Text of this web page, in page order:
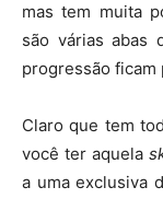
mas tem muita
são várias abas
progressão ficam
Claro que tem
você ter aquela
a uma exclusiva